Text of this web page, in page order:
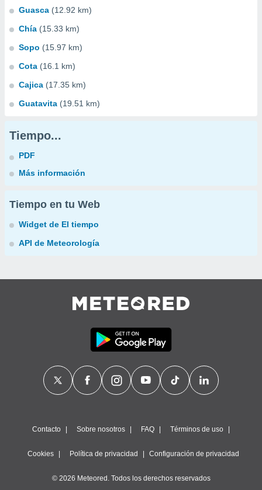
Guasca (12.92 km)
Chía (15.33 km)
Sopo (15.97 km)
Cota (16.1 km)
Cajica (17.35 km)
Guatavita (19.51 km)
Tiempo...
PDF
Más información
Tiempo en tu Web
Widget de El tiempo
API de Meteorología
Contacto Sobre nosotros FAQ Términos de uso
Cookies Política de privacidad Configuración de privacidad
© 2026 Meteored. Todos los derechos reservados